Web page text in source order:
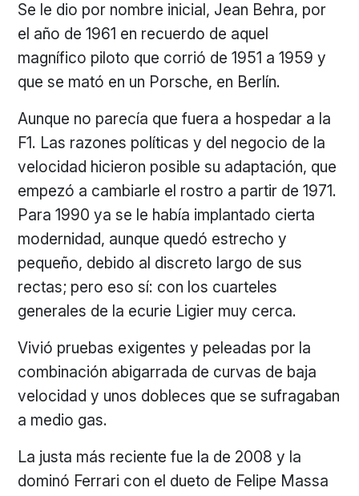
Se le dio por nombre inicial, Jean Behra, por
el año de 1961 en recuerdo de aquel
magnífico piloto que corrió de 1951 a 1959 y
que se mató en un Porsche, en Berlín.
Aunque no parecía que fuera a hospedar a la
F1. Las razones políticas y del negocio de la
velocidad hicieron posible su adaptación, que
empezó a cambiarle el rostro a partir de 1971.
Para 1990 ya se le había implantado cierta
modernidad, aunque quedó estrecho y
pequeño, debido al discreto largo de sus
rectas; pero eso sí: con los cuarteles
generales de la ecurie Ligier muy cerca.
Vivió pruebas exigentes y peleadas por la
combinación abigarrada de curvas de baja
velocidad y unos dobleces que se sufragaban
a medio gas.
La justa más reciente fue la de 2008 y la
dominó Ferrari con el dueto de Felipe Massa